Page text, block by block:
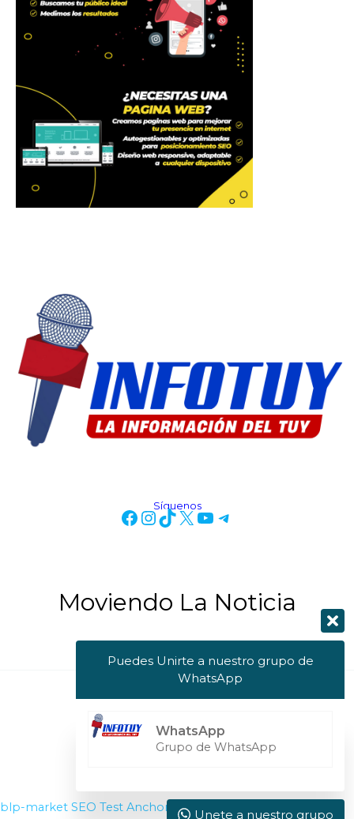
Síguenos
Moviendo La Noticia
Powered by Info Tuy
blp-market SEO Test Anchor Visit W3Schools
Puedes Unirte a nuestro grupo de
WhatsApp
WhatsApp
Grupo de WhatsApp
Unete a nuestro grupo